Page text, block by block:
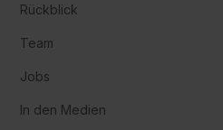
Rückblick
Team
Jobs
In den Medien